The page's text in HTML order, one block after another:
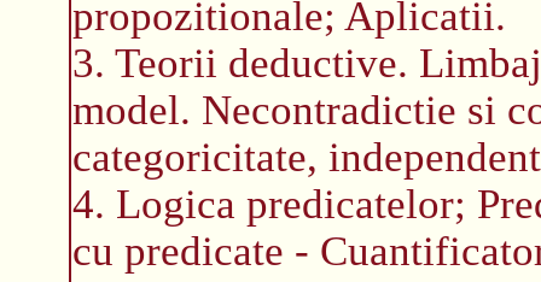
propozitionale; Aplicatii.
3. Teorii deductive.
model. Necontradictie si
categoricitate,
4. Logica predicatelor;
cu predicate -